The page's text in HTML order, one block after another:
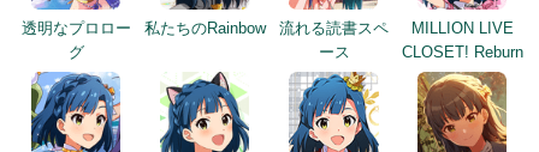
透明なプロロー
グ
私たちのRainbow
流れる読書スペ
ース
MILLION LIVE
CLOSET! Reburn